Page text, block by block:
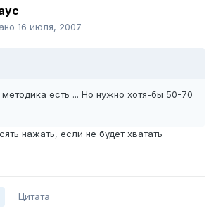
16 июля, 2007
есть ... Но нужно хотя-бы 50-70
нажать, если не будет хватать
Цитата